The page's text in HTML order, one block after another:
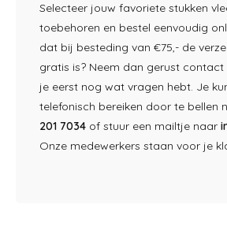
Selecteer jouw favoriete stukken
toebehoren en bestel eenvoudig
dat bij besteding van €75,- de
gratis is? Neem dan gerust
je eerst nog wat vragen hebt. Je
telefonisch bereiken door te bellen
201 7034 of stuur een mailtje naar
Onze medewerkers staan voor je